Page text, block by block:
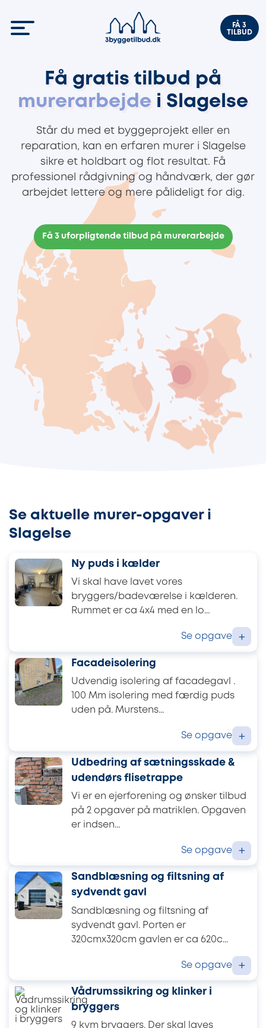
FÅ 3
TILBUD
Få gratis tilbud på
murerarbejde i Slagelse
Står du med et byggeprojekt eller en
reparation, kan en erfaren murer i Slagelse
sikre et holdbart og flot resultat. Få
professionel rådgivning og håndværk, der gør
arbejdet lettere og mere pålideligt for dig.
Få 3 uforpligtende tilbud på murerarbejde
Se aktuelle murer-opgaver i
Slagelse
Ny puds i kælder
Vi skal have lavet vores
bryggers/badeværelse i kælderen.
Rummet er ca 4x4 med en lo...
Se opgave +
Facadeisolering
Udvendig isolering af facadegavl .
100 Mm isolering med færdig puds
uden på. Murstens...
Se opgave +
Udbedring af sætningsskade &
udendørs flisetrappe
Vi er en ejerforening og ønsker tilbud
på 2 opgaver på matriklen. Opgaven
er indsen...
Se opgave +
Sandblæsning og filtsning af
sydvendt gavl
Sandblæsning og filtsning af
sydvendt gavl. Porten er
320cmx320cm gavlen er ca 620c...
Se opgave +
Vådrumssikring og klinker i
bryggers
9 kvm bryggers. Der skal laves